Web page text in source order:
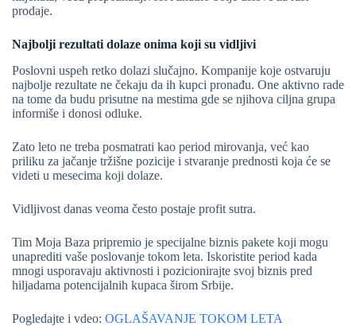
prodaje.
Najbolji rezultati dolaze onima koji su vidljivi
Poslovni uspeh retko dolazi slučajno. Kompanije koje ostvaruju
najbolje rezultate ne čekaju da ih kupci pronađu. One aktivno rade
na tome da budu prisutne na mestima gde se njihova ciljna grupa
informiše i donosi odluke.
Zato leto ne treba posmatrati kao period mirovanja, već kao
priliku za jačanje tržišne pozicije i stvaranje prednosti koja će se
videti u mesecima koji dolaze.
Vidljivost danas veoma često postaje profit sutra.
Tim Moja Baza pripremio je specijalne biznis pakete koji mogu
unaprediti vaše poslovanje tokom leta. Iskoristite period kada
mnogi usporavaju aktivnosti i pozicionirajte svoj biznis pred
hiljadama potencijalnih kupaca širom Srbije.
Pogledajte i vdeo: OGLAŠAVANJE TOKOM LETA